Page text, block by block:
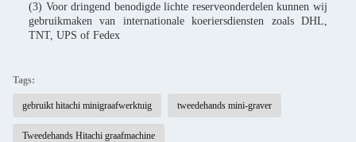
(3) Voor dringend benodigde lichte reserveonderdelen kunnen wij
gebruikmaken van internationale koeriersdiensten zoals DHL,
TNT, UPS of Fedex
Tags:
gebruikt hitachi minigraafwerktuig tweedehands mini-graver
Tweedehands Hitachi graafmachine